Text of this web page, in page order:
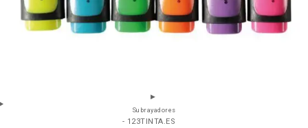
Subrayadores
- 123TINTA.ES